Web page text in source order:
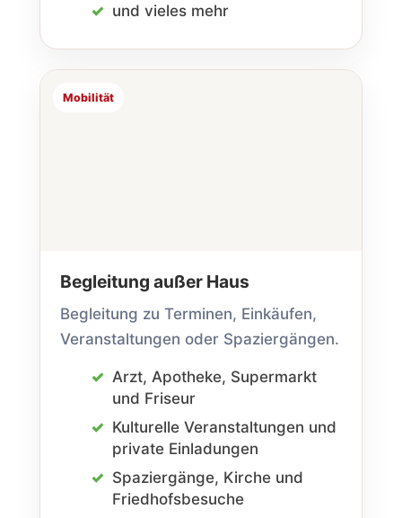
und vieles mehr
Mobilität
Begleitung außer Haus
Begleitung zu Terminen, Einkäufen,
Veranstaltungen oder Spaziergängen.
Arzt, Apotheke, Supermarkt
und Friseur
Kulturelle Veranstaltungen und
private Einladungen
Spaziergänge, Kirche und
Friedhofs­besuche